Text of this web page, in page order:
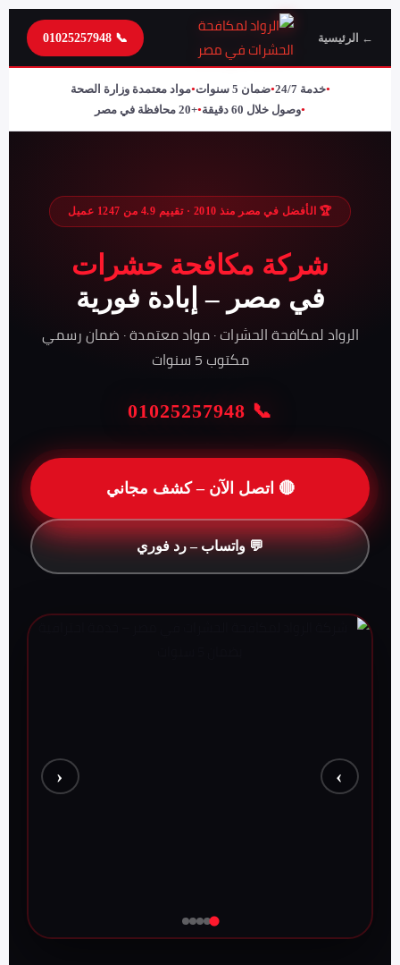
← الرئيسية 📞 01025257948
●خدمة 24/7 ●ضمان 5 سنوات ●مواد معتمدة وزارة الصحة
●وصول خلال 60 دقيقة ●+20 محافظة في مصر
🏆 الأفضل في مصر منذ 2010 · تقييم 4.9 من 1247 عميل
شركة مكافحة حشرات
في مصر – إبادة فورية
الرواد لمكافحة الحشرات · مواد معتمدة · ضمان رسمي
مكتوب 5 سنوات
📞 01025257948
🔴 اتصل الآن – كشف مجاني
💬 واتساب – رد فوري
›
‹